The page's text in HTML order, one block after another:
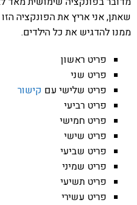
ממנו להדגיש את כל הילדים.
פריט ראשון
פריט שני
פריט שלישי עם קישור
פריט רביעי
פריט חמישי
פריט שישי
פריט שביעי
פריט שמיני
פריט תשיעי
פריט עשירי